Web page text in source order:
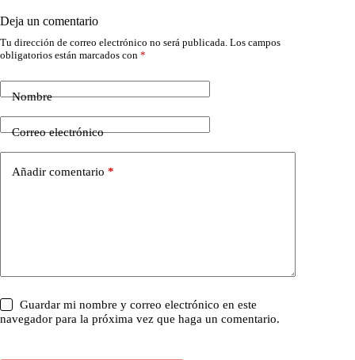
Deja un comentario
Tu dirección de correo electrónico no será publicada. Los campos
obligatorios están marcados con *
Nombre
Correo electrónico
Añadir comentario *
Guardar mi nombre y correo electrónico en este
navegador para la próxima vez que haga un comentario.